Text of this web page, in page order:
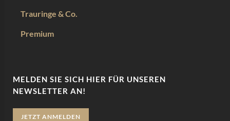
Trauringe & Co.
Premium
MELDEN SIE SICH HIER FÜR UNSEREN
NEWSLETTER AN!
JETZT ANMELDEN